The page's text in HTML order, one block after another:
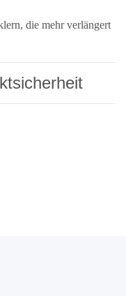
die mehr verlängert